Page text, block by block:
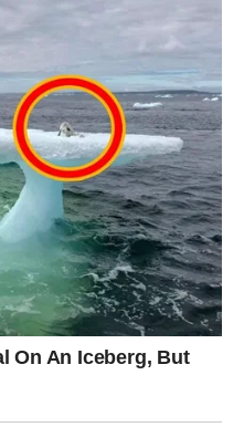
dnevnog horoskopa.
utorak donosi trenutak koji
nego što trenutno
vijest, poslovna prilika ili
koji gledate na jednu
moglo bi imati veoma
vremena shvatiti koliko